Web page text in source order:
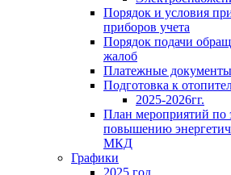
Порядок и условия
приборов учета
Порядок подачи
жалоб
Платежные документы
Подготовка к
2025-2026гг.
План мероприятий по
повышению
МКД
Графики
2025 год